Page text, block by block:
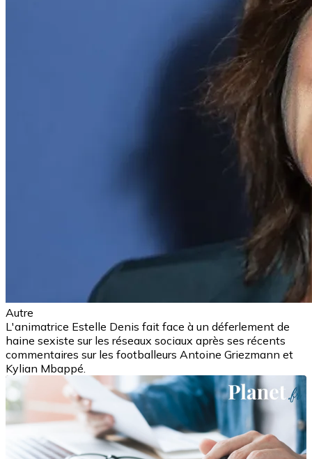
Autre
L'animatrice Estelle Denis fait face à un déferlement de
haine sexiste sur les réseaux sociaux après ses récents
commentaires sur les footballeurs Antoine Griezmann et
Kylian Mbappé.